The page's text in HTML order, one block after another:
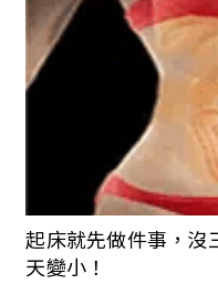
起床就先做件事，沒
天變小！